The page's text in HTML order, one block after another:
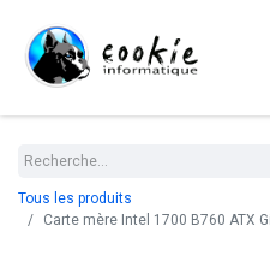
Tous les produits
Carte mère Intel 1700 B760 ATX